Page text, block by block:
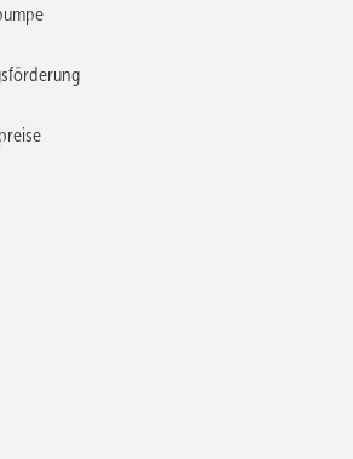
2023 fordert die Bau­wirtschaft
– Bau­wirtschaft und Planern laufen
im Wohnungsbau setzt sich immer weiter
Hauptgeschäftsführer
Baugewerbe (ZDB), die aktuellen
Bundesamtes zu den
wir Monat für Monat markant sinkende
und Auftragseingänge. Im ersten Halbjahr
für fast 51 000
um 27 %. Nicht anders sieht es bei